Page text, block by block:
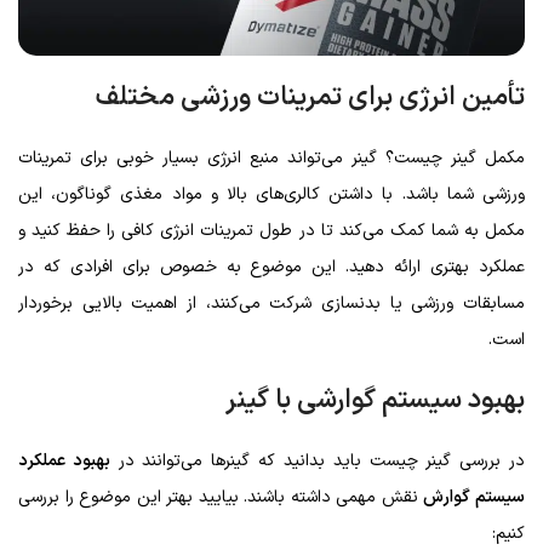
تأمین انرژی برای تمرینات ورزشی مختلف
مکمل گینر چیست؟ گینر می‌تواند منبع انرژی بسیار خوبی برای تمرینات
ورزشی شما باشد. با داشتن کالری‌های بالا و مواد مغذی گوناگون، این
مکمل به شما کمک می‌کند تا در طول تمرینات انرژی کافی را حفظ کنید و
عملکرد بهتری ارائه دهید. این موضوع به خصوص برای افرادی که در
مسابقات ورزشی یا بدنسازی شرکت می‌کنند، از اهمیت بالایی برخوردار
است.
بهبود سیستم گوارشی با گینر
در بررسی گینر چیست باید بدانید که گینرها می‌توانند در بهبود عملکرد
سیستم گوارشنقش مهمی داشته باشند. بیایید بهتر این موضوع را بررسی
کنیم: